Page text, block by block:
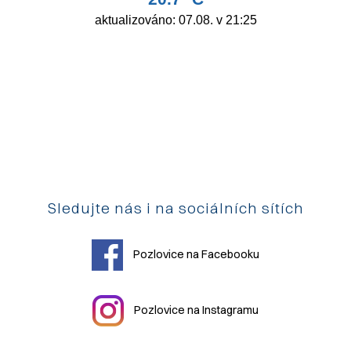
Sledujte nás i na sociálních sítích
Pozlovice na Facebooku
Pozlovice na Instagramu